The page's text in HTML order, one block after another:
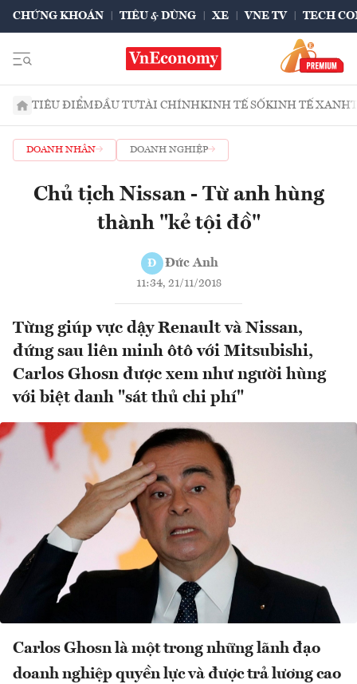
CHỨNG KHOÁN TIÊU & DÙNG XE VNE TV TECH
TIÊU ĐIỂMĐẦU TƯTÀI CHÍNHKINH TẾ SỐKINH TẾ XANH
DOANH NHÂN DOANH NGHIỆP
Chủ tịch Nissan - Từ anh hùng
thành "kẻ tội đồ"
Đ Đức Anh
11:34, 21/11/2018
Từng giúp vực dậy Renault và Nissan,
đứng sau liên minh ôtô với Mitsubishi,
Carlos Ghosn được xem như người hùng
với biệt danh "sát thủ chi phí"
Carlos Ghosn là một trong những lãnh đạo
doanh nghiệp quyền lực và được trả lương cao